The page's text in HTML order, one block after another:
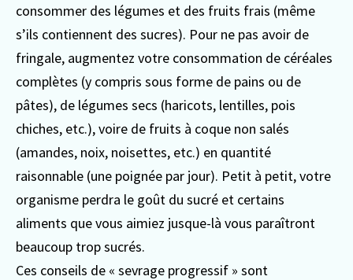
consommer des légumes et des fruits frais (même
s’ils contiennent des sucres). Pour ne pas avoir de
fringale, augmentez votre consommation de céréales
complètes (y compris sous forme de pains ou de
pâtes), de légumes secs (haricots, lentilles, pois
chiches, etc.), voire de fruits à coque non salés
(amandes, noix, noisettes, etc.) en quantité
raisonnable (une poignée par jour). Petit à petit, votre
organisme perdra le goût du sucré et certains
aliments que vous aimiez jusque-là vous paraîtront
beaucoup trop sucrés.
Ces conseils de « sevrage progressif » sont